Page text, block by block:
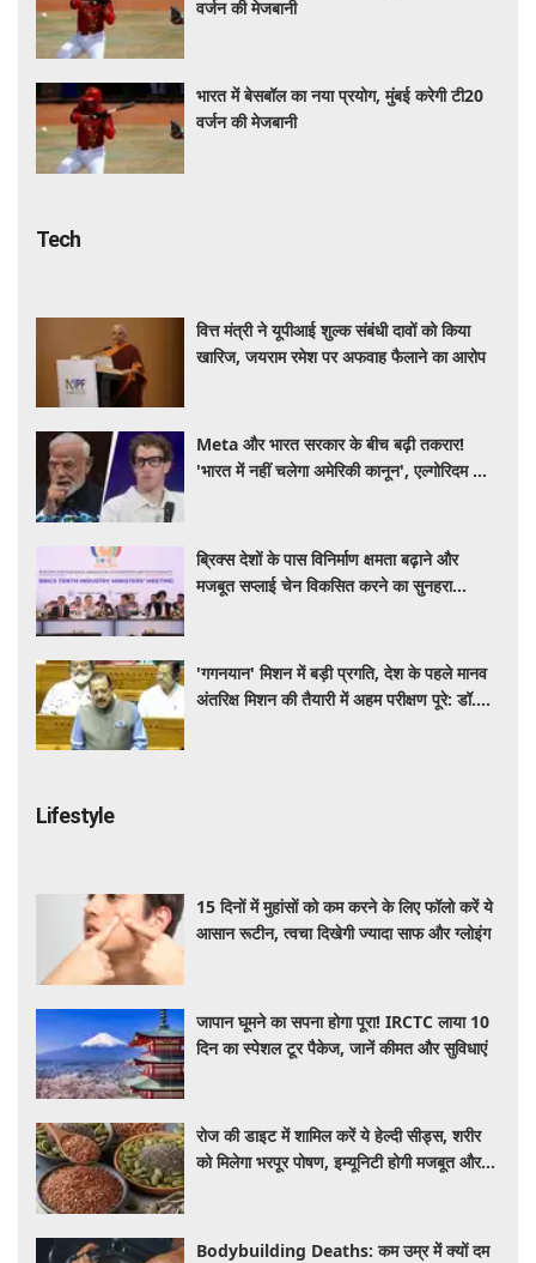
वर्जन की मेजबानी
भारत में बेसबॉल का नया प्रयोग, मुंबई करेगी टी20
वर्जन की मेजबानी
Tech
वित्त मंत्री ने यूपीआई शुल्क संबंधी दावों को किया
खारिज, जयराम रमेश पर अफवाह फैलाने का आरोप
Meta और भारत सरकार के बीच बढ़ी तकरार!
'भारत में नहीं चलेगा अमेरिकी कानून', एल्गोरिदम को
ब्रिक्स देशों के पास विनिर्माण क्षमता बढ़ाने और
मजबूत सप्लाई चेन विकसित करने का सुनहरा
'गगनयान' मिशन में बड़ी प्रगति, देश के पहले मानव
अंतरिक्ष मिशन की तैयारी में अहम परीक्षण पूरे: डॉ.
Lifestyle
15 दिनों में मुहांसों को कम करने के लिए फॉलो करें ये
आसान रूटीन, त्वचा दिखेगी ज्यादा साफ और ग्लोइंग
जापान घूमने का सपना होगा पूरा! IRCTC लाया 10
दिन का स्पेशल टूर पैकेज, जानें कीमत और सुविधाएं
रोज की डाइट में शामिल करें ये हेल्दी सीड्स, शरीर
को मिलेगा भरपूर पोषण, इम्यूनिटी होगी मजबूत और
Bodybuilding Deaths: कम उम्र में क्यों दम